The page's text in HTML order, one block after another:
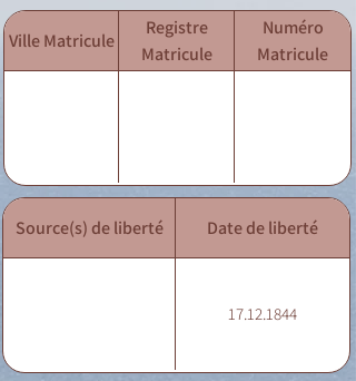
Ville Matricule
Registre
Matricule
Numéro
Matricule
Source(s) de liberté Date de liberté
17.12.1844